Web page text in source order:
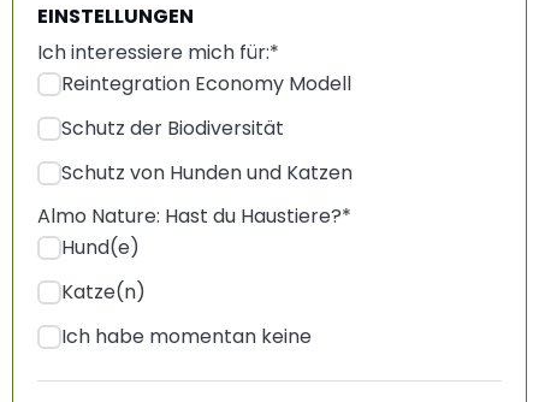
EINSTELLUNGEN
Ich interessiere mich für:*
Reintegration Economy Modell
Schutz der Biodiversität
Schutz von Hunden und Katzen
Almo Nature: Hast du Haustiere?*
Hund(e)
Katze(n)
Ich habe momentan keine